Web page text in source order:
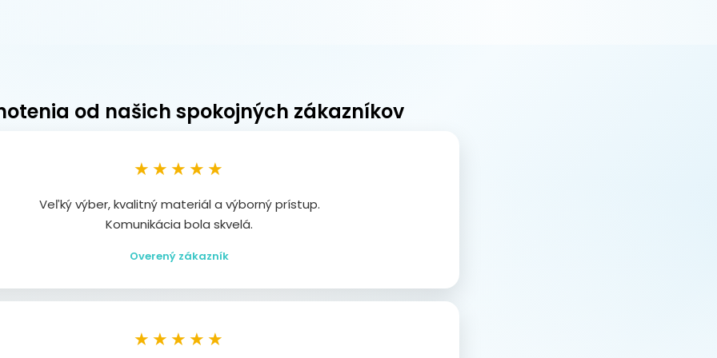
od našich spokojných zákazníkov
★★★★★
Veľký výber, kvalitný materiál a výborný prístup.
Komunikácia bola skvelá.
Overený zákazník
★★★★★